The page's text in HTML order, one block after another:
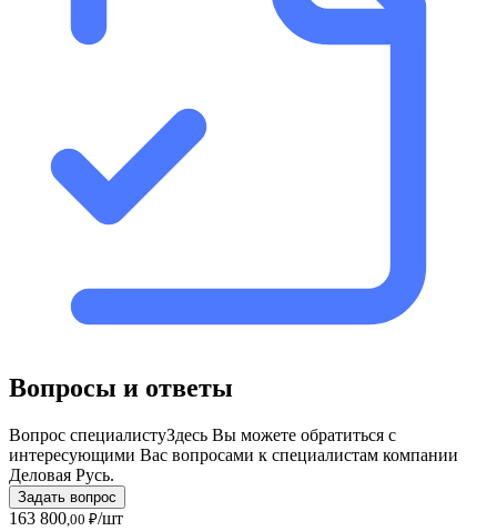
Вопросы и ответы
Вопрос специалистуЗдесь Вы можете обратиться с
интересующими Вас вопросами к специалистам компании
Деловая Русь.
Задать вопрос
163 800,00 ₽/шт